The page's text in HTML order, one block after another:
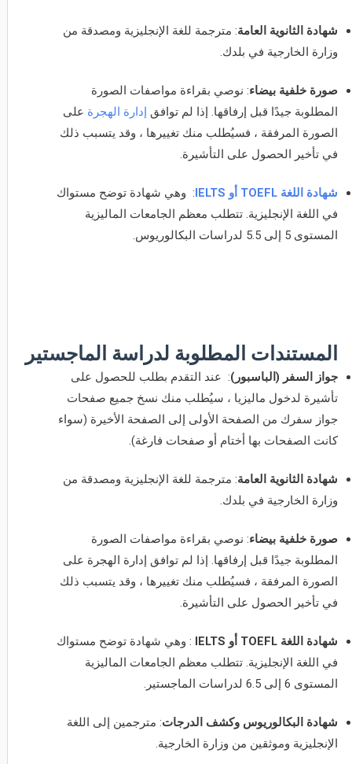
شهادة الثانوية العامة: مترجمة للغة الإنجليزية ومصدقة من
وزارة الخارجية في بلدك.
صورة خلفية بيضاء: نوصي بقراءة مواصفات الصورة
المطلوبة جيدًا قبل إرفاقها. إذا لم توافق إدارة الهجرة على
الصورة المرفقة ، فسيُطلب منك تغييرها ، وقد يتسبب ذلك
في تأخير الحصول على التأشيرة.
شهادة اللغة TOEFL أو IELTS
: وهي شهادة توضح مستواك
في اللغة الإنجليزية. تتطلب معظم الجامعات الماليزية
المستوى 5 إلى 5.5 لدراسات البكالوريوس.
المستندات المطلوبة لدراسة الماجستير
جواز السفر (الباسبور): عند التقدم بطلب للحصول على
تأشيرة لدخول ماليزيا ، سيُطلب منك نسخ جميع صفحات
جواز سفرك من الصفحة الأولى إلى الصفحة الأخيرة (سواء
كانت الصفحات بها أختام أو صفحات فارغة).
شهادة الثانوية العامة: مترجمة للغة الإنجليزية ومصدقة من
وزارة الخارجية في بلدك.
صورة خلفية بيضاء: نوصي بقراءة مواصفات الصورة
المطلوبة جيدًا قبل إرفاقها. إذا لم توافق إدارة الهجرة على
الصورة المرفقة ، فسيُطلب منك تغييرها ، وقد يتسبب ذلك
في تأخير الحصول على التأشيرة.
شهادة اللغة TOEFL أو IELTS : وهي شهادة توضح مستواك
في اللغة الإنجليزية. تتطلب معظم الجامعات الماليزية
المستوى 6 إلى 6.5 لدراسات الماجستير.
شهادة البكالوريوس وكشف الدرجات: مترجمين إلى اللغة
الإنجليزية وموثقين من وزارة الخارجية.